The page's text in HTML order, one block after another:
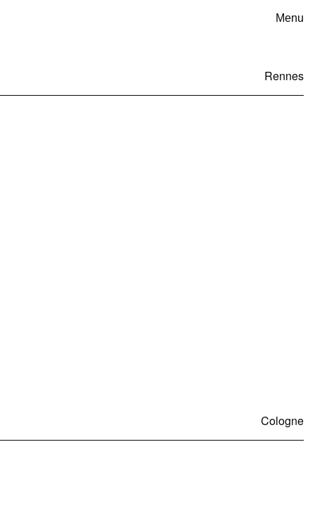
Menu
Rennes
Cologne